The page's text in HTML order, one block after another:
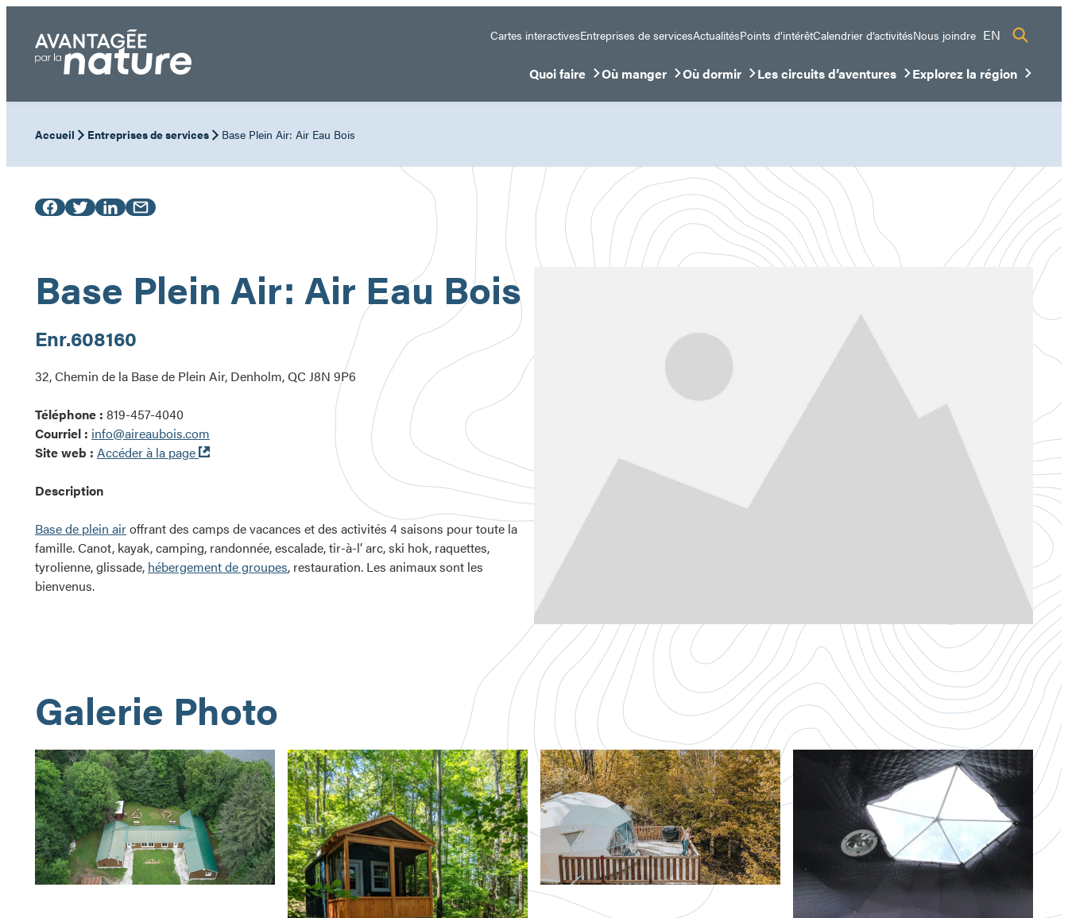
contenu
Cartes interactivesEntreprises de servicesActualitésPoints d’intérêtCalendrier d’activitésNous joindre EN
Quoi faire
Ouvrir/Fermer le sous-menu
Où manger
Ouvrir/Fermer le sous-menu
Où dormir
Ouvrir/Fermer le sous-menu
Les circuits d’aventures
Ouvrir/Fermer le sous-menuExplorez la région
Ouvrir/Fermer le sous-
Accueil Entreprises de services Base Plein Air: Air Eau Bois
Base Plein Air: Air Eau Bois
Enr.608160
32, Chemin de la Base de Plein Air, Denholm, QC J8N 9P6
Téléphone : 819-457-4040
Courriel : info@aireaubois.com
Site web : Accéder à la page
Ouvre
fenêtre
Description
Base de plein airoffrant des camps de vacances et des activités 4 saisons pour toute la
famille. Canot, kayak, camping, randonnée, escalade, tir-à-l’ arc, ski hok, raquettes,
tyrolienne, glissade, hébergement de groupes, restauration. Les animaux sont les
bienvenus.
Galerie Photo